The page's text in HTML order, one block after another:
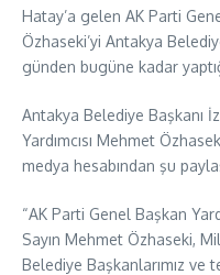
Hatay’a gelen AK Parti
Özhaseki’yi Antakya
günden bugüne kadar
Antakya Belediye Başkanı
Yardımcısı Mehmet
medya hesabından şu
“AK Parti Genel Başkan
Sayın Mehmet Özhaseki,
Belediye Başkanlarımız ve